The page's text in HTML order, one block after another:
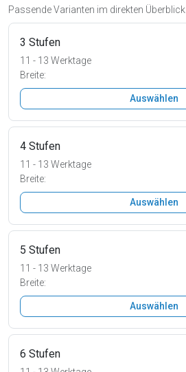
Passende Varianten im direkten Überblick.
3 Stufen
11 - 13 Werktage
Breite:
Auswählen
4 Stufen
11 - 13 Werktage
Breite:
Auswählen
5 Stufen
11 - 13 Werktage
Breite:
Auswählen
6 Stufen